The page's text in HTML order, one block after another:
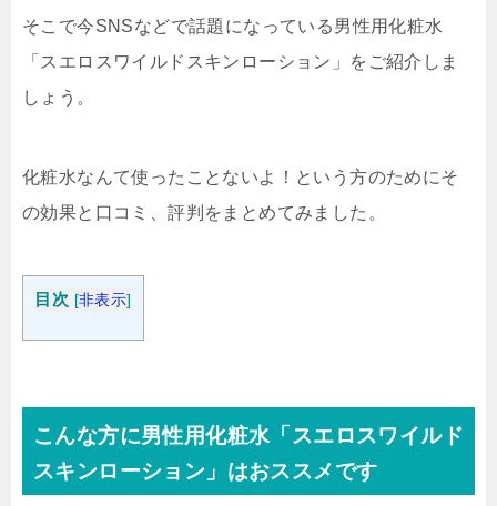
そこで今SNSなどで話題になっている男性用化粧水
「スエロスワイルドスキンローション」をご紹介しま
しょう。
化粧水なんて使ったことないよ！という方のためにそ
の効果と口コミ、評判をまとめてみました。
目次 [非表示]
こんな方に男性用化粧水「スエロスワイルド
スキンローション」はおススメです